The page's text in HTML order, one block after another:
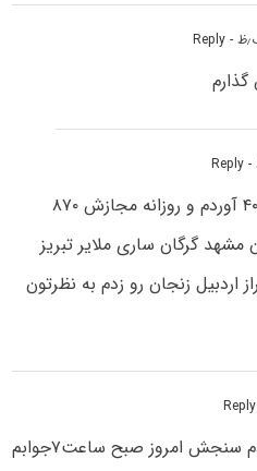
- Reply
- Reply
سلام من رشته علوم خاک رتبه ۴۰۰ آوردم و روزانه مجازش ۸۷۰
گرگان ساری ملایر تبریز
اردبیل زنجان رو زدم به نظرتون
سلام بچه ها من دیروز ایمیل زدم سنجش امروز صبح ساعت۷جوابم